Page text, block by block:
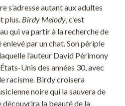
s’adresse autant aux adultes
plus. Birdy Melody, c’est
qui va partir à la recherche de
par un chat. Son périple
l’auteur David Périmony
Unis des années 30, avec
racisme. Birdy croisera
noire qui la sauvera de
découvrira la beauté de la